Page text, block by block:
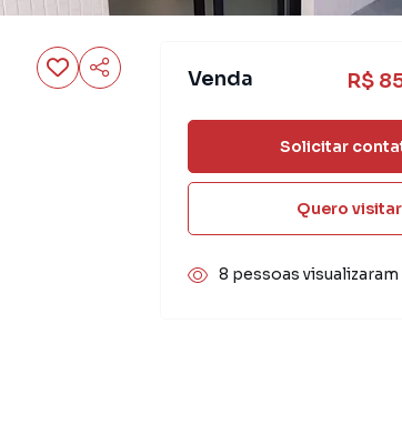
Venda R$
Solicitar
Quero visitar
8 pessoas